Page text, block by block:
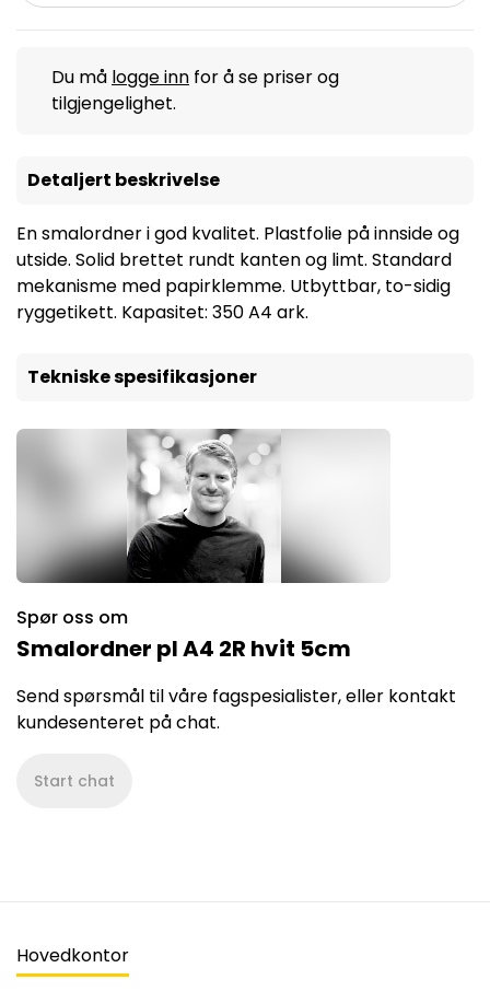
Du må logge inn for å se priser og
tilgjengelighet.
Detaljert beskrivelse
En smalordner i god kvalitet. Plastfolie på innside og
utside. Solid brettet rundt kanten og limt. Standard
mekanisme med papirklemme. Utbyttbar, to-sidig
ryggetikett. Kapasitet: 350 A4 ark.
Tekniske spesifikasjoner
Spør oss om
Smalordner pl A4 2R hvit 5cm
Send spørsmål til våre fagspesialister, eller kontakt
kundesenteret på chat.
Start chat
Hovedkontor